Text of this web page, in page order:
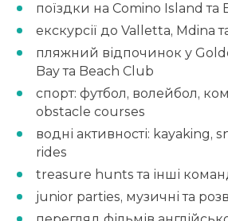
поїздки на Comino Island та
екскурсії до Valletta, Mdina
пляжний відпочинок у
Bay та Beach Club
спорт: футбол, волейбол,
obstacle courses
водні активності: kayaking,
rides
treasure hunts та інші
junior parties, музичні та